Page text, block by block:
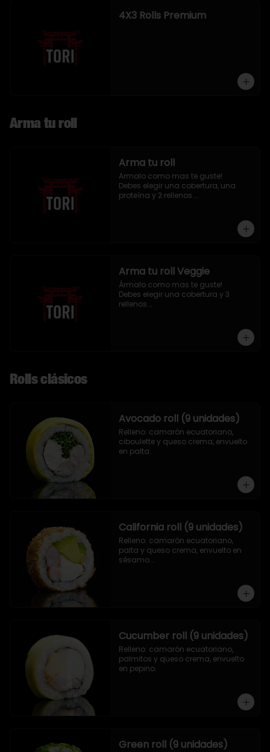
4X3 Rolls Premium
Arma tu roll
Arma tu roll
Armalo como mas te guste!
Debes elegir una cobertura, una
proteína y 2 rellenos.
Arma tu roll Veggie
Ármalo como mas te guste!
Debes elegir una cobertura y 3
rellenos.
Rolls clásicos
Avocado roll (9 unidades)
Relleno: camarón ecuatoriano,
ciboulette y queso crema, envuelto
en palta.
California roll (9 unidades)
Relleno: camarón ecuatoriano,
palta y queso crema, envuelto en
sésamo.
Cucumber roll (9 unidades)
Relleno: camarón ecuatoriano,
palmitos y queso crema, envuelto
en pepino.
Green roll (9 unidades)